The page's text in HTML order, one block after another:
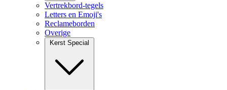
Vertrekbord-tegels
Letters en Emoji's
Reclameborden
Overige
Kerst Special